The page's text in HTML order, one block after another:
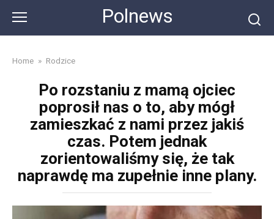
content
Polnews
Home » Rodzice
Po rozstaniu z mamą ojciec
poprosił nas o to, aby mógł
zamieszkać z nami przez jakiś
czas. Potem jednak
zorientowaliśmy się, że tak
naprawdę ma zupełnie inne plany.